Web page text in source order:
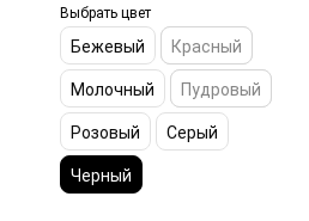
Выбрать цвет
Бежевый
Красный
Молочный
Пудровый
Розовый
Серый
Черный